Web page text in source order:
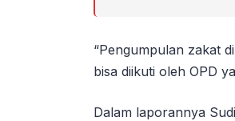
“Pengumpulan zakat
bisa diikuti oleh OPD
Dalam laporannya